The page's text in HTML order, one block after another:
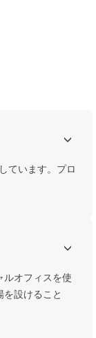
ています。プロ
オフィスを使
設けること